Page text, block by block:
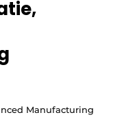
Manufacturing